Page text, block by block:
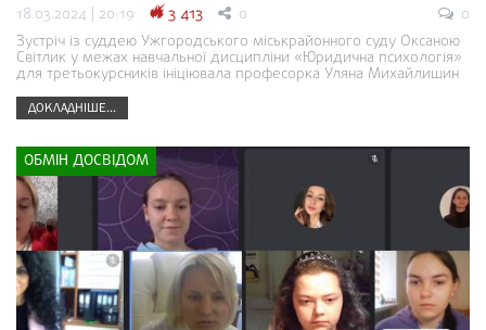
18.03.2024 | 20:19 3 413 0
0
Зустріч із суддею Ужгородського міськрайонного суду Оксаною
Світлик у межах навчальної дисципліни «Юридична психологія»
для третьокурсників ініціювала професорка Уляна Михайлишин
ДОКЛАДНІШЕ...
ОБМІН ДОСВІДОМ